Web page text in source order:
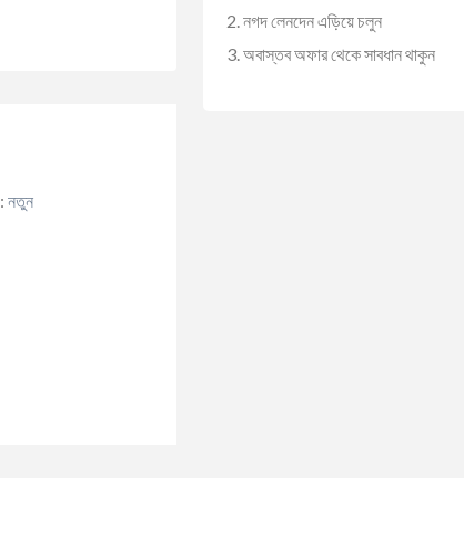
: নতুন
নগদ লেনদেন এড়িয়ে চলুন
অবাস্তব অফার থেকে সাবধান থাকুন